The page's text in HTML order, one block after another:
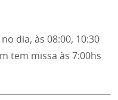
dia, às 08:00, 10:30
tem missa às 7:00hs